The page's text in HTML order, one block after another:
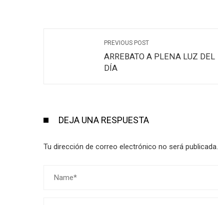
PREVIOUS POST
ARREBATO A PLENA LUZ DEL
DÍA
DEJA UNA RESPUESTA
Tu dirección de correo electrónico no será publicada.